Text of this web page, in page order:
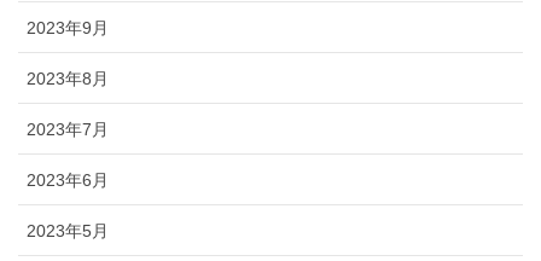
2023年9月
2023年8月
2023年7月
2023年6月
2023年5月